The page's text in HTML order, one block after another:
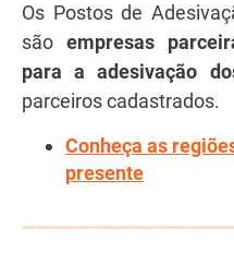
Os Postos de
são empresas
para a adesivação
parceiros cadastrados.
Conheça as
presente